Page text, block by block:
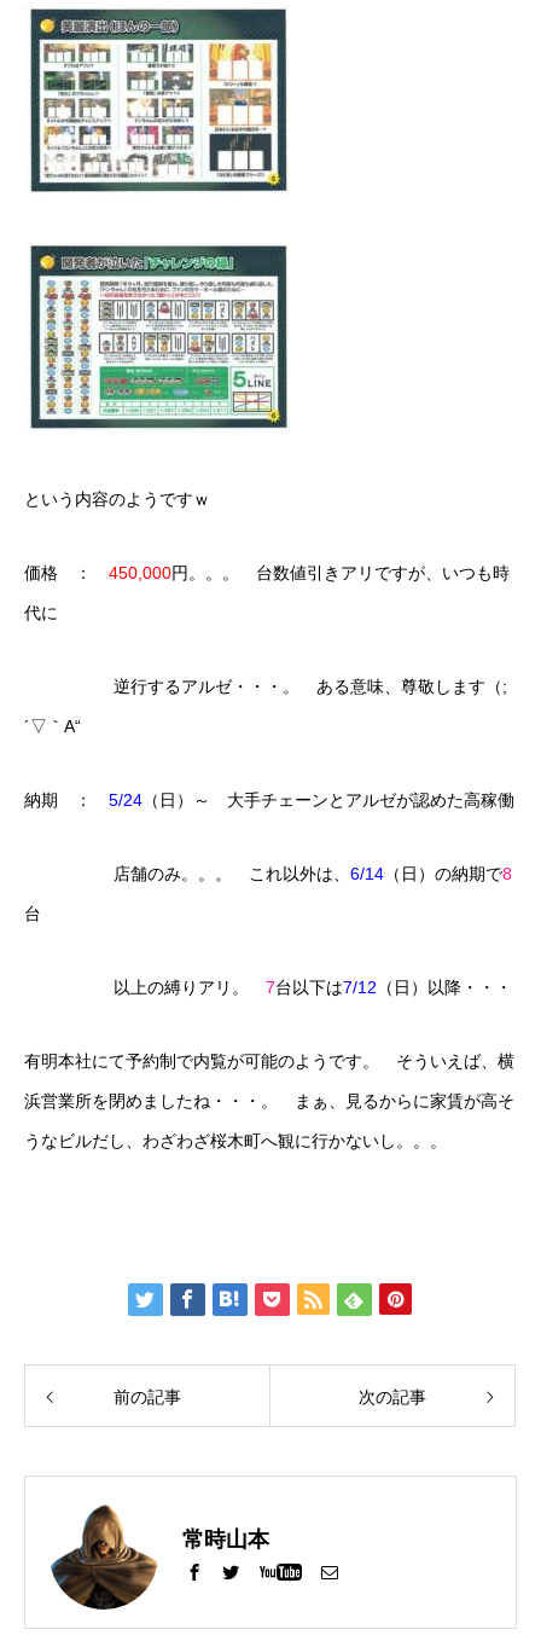
という内容のようですｗ
価格 ： 450,000円。。。 台数値引きアリですが、いつも時
代に
逆行するアルゼ・・・。 ある意味、尊敬します（;
´▽｀A“
納期 ： 5/24 （日）～ 大手チェーンとアルゼが認めた高稼働
店舗のみ。。。 これ以外は、 6/14 （日）の納期で8
台
以上の縛りアリ。 7台以下は7/12 （日）以降・・・
有明本社にて予約制で内覧が可能のようです。 そういえば、横
浜営業所を閉めましたね・・・。 まぁ、見るからに家賃が高そ
うなビルだし、わざわざ桜木町へ観に行かないし。。。
前の記事 次の記事
常時山本